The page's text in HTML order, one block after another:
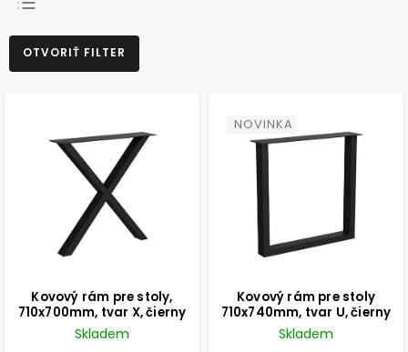
NAJPREDÁVANEJŠIE
NAJLACNEJŠIE
OTVORIŤ FILTER
Kovový rám pre stoly,
710x700mm, tvar X, čierny
Skladem
NOVINKA
Kovový rám pre stoly
710x740mm, tvar U, čierny
Skladem